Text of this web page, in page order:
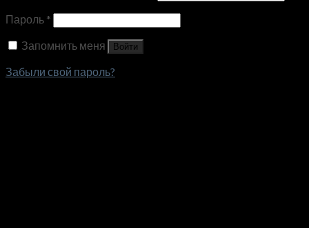
Пароль *
Запомнить меня
Войти
Забыли свой пароль?